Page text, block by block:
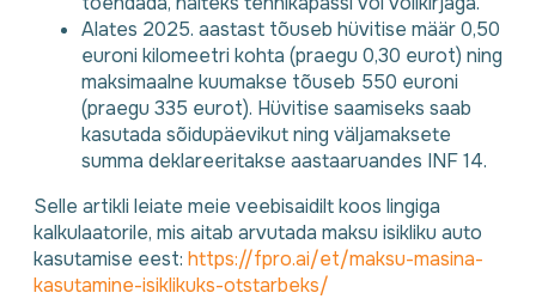
Alates 2025. aastast tõuseb hüvitise määr 0,50
euroni kilomeetri kohta (praegu 0,30 eurot) ning
maksimaalne kuumakse tõuseb 550 euroni
(praegu 335 eurot). Hüvitise saamiseks saab
kasutada sõidupäevikut ning väljamaksete
summa deklareeritakse aastaaruandes INF 14.
Selle artikli leiate meie veebisaidilt koos lingiga
kalkulaatorile, mis aitab arvutada maksu isikliku auto
kasutamise eest: https://fpro.ai/et/maksu-masina-
kasutamine-isiklikuks-otstarbeks/